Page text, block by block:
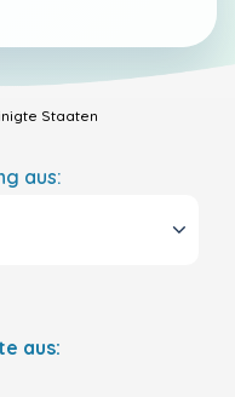
Staaten
aus:
aus: